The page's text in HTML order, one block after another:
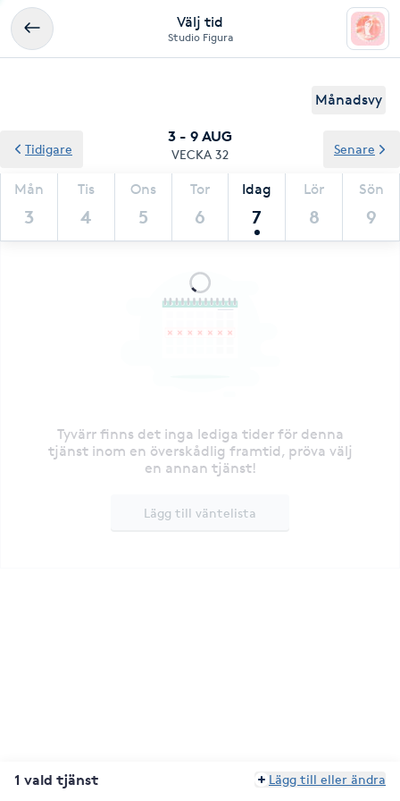
Välj tid
Studio Figura
Månadsvy
3 - 9 AUG
VECKA 32
Mån
3
Tis
4
Ons
5
Tor
6
Idag
7
Lör
8
Sön
9
Tidigare Senare
Tyvärr finns det inga lediga tider för denna
tjänst inom en överskådlig framtid, pröva välj
en annan tjänst!
Lägg till väntelista
1 vald tjänst Lägg till eller ändra